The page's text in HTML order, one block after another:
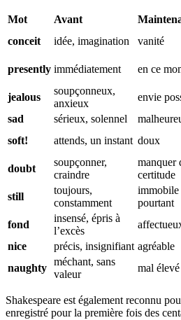
Mot Avant
conceit
idée, imagination vanité
presently immédiatement en ce
jealous
soupçonneux,
anxieux
envie
sad
sérieux, solennel
soft!
attends, un instant doux
doubt
soupçonner,
craindre
manquer
certitude
still
toujours,
constamment
immobile
pourtant
fond
insensé, épris à
l’excès
nice
précis, insignifiant agréable
naughty
méchant, sans
valeur
mal élevé
Shakespeare est également reconnu
enregistré pour la première fois des